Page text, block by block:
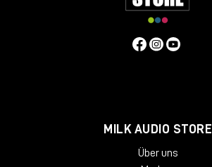
MILK AUDIO STORE
Über uns